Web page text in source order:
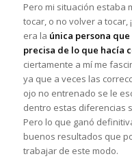
Pero mi situación estaba
tocar, o no volver a
era la única persona
precisa de lo que hacía
ciertamente a mí me
ya que a veces las
ojo no entrenado se le
dentro estas diferencias
Pero lo que ganó
buenos resultados que
trabajar de este modo.